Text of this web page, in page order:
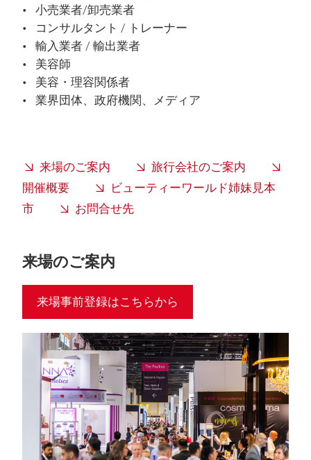
小売業者/卸売業者
コンサルタント / トレーナー
輸入業者 / 輸出業者
美容師
美容・理容関係者
業界団体、政府機関、メディア
来場のご案内
旅行会社のご案内
開催概要
ビューティーワールド姉妹見本
市
お問合せ先
来場のご案内
来場事前登録はこちらから